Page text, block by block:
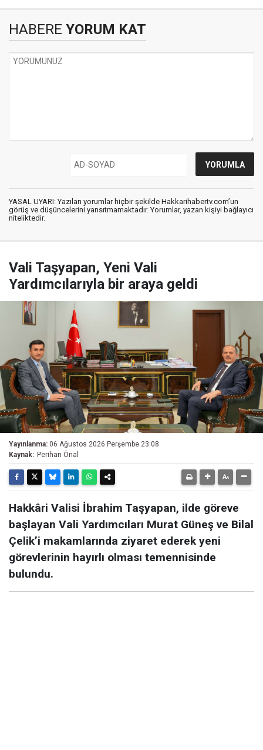
HABERE YORUM KAT
YASAL UYARI: Yazılan yorumlar hiçbir şekilde Hakkarihabertv.com’un
görüş ve düşüncelerini yansıtmamaktadır. Yorumlar, yazan kişiyi bağlayıcı
niteliktedir.
Vali Taşyapan, Yeni Vali
Yardımcılarıyla bir araya geldi
Yayınlanma: 06 Ağustos 2026 Perşembe 23:08
Kaynak: Perihan Önal
Hakkâri Valisi İbrahim Taşyapan, ilde göreve
başlayan Vali Yardımcıları Murat Güneş ve Bilal
Çelik’i makamlarında ziyaret ederek yeni
görevlerinin hayırlı olması temennisinde
bulundu.